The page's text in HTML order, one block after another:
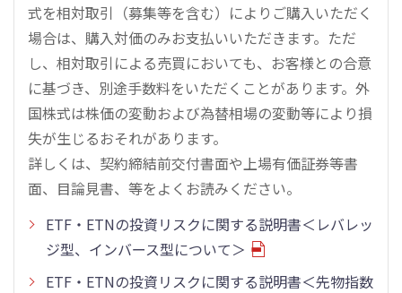
式を相対取引（募集等を含む）によりご購入いただく
場合は、購入対価のみお支払いいただきます。ただ
し、相対取引による売買においても、お客様との合意
に基づき、別途手数料をいただくことがあります。外
国株式は株価の変動および為替相場の変動等により損
失が生じるおそれがあります。
詳しくは、契約締結前交付書面や上場有価証券等書
面、目論見書、等をよくお読みください。
ETF・ETNの投資リスクに関する説明書＜レバレッ
ジ型、インバース型について＞
ETF・ETNの投資リスクに関する説明書＜先物指数